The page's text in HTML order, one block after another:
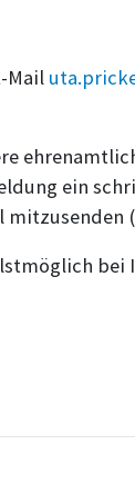
Mail
ein
mitzusenden (